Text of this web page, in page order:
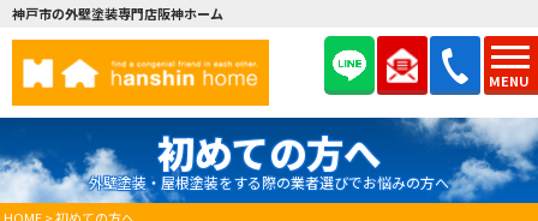
MENU
神戸市の外壁塗装専門店阪神ホーム
初めての方へ
外壁塗装・屋根塗装をする際の業者選びでお悩みの方へ